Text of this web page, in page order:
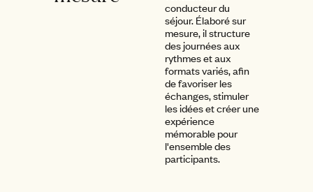
conducteur du
séjour. Élaboré sur
mesure, il structure
des journées aux
rythmes et aux
formats variés, afin
de favoriser les
échanges, stimuler
les idées et créer une
expérience
mémorable pour
l'ensemble des
participants.